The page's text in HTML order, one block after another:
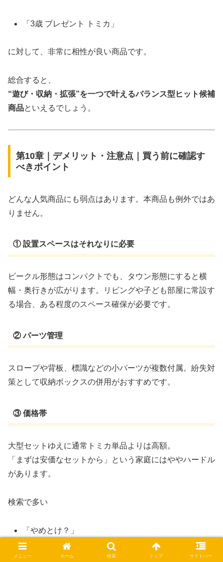
「3歳 プレゼント トミカ」
に対して、非常に相性が良い商品です。
総合すると、
“遊び・収納・拡張”を一つで叶えるバランス型ヒット候補
商品といえるでしょう。
第10章｜デメリット・注意点｜買う前に確認す
べきポイント
どんな人気商品にも弱点はあります。本商品も例外ではあ
りません。
① 設置スペースはそれなりに必要
ビークル形態はコンパクトでも、タウン形態にすると横
幅・奥行きが広がります。リビングや子ども部屋に常設す
る場合、ある程度のスペース確保が必要です。
② パーツ管理
スロープや背板、標識などの小パーツが複数付属。紛失対
策として収納ボックスの併用がおすすめです。
③ 価格帯
大型セットゆえに通常トミカ単品よりは高額。
「まずは安価なセットから」という家庭にはややハードル
があります。
検索で多い
「やめとけ？」
「買って後悔する？」
メニュー ホーム 検索 トップ サイドバー